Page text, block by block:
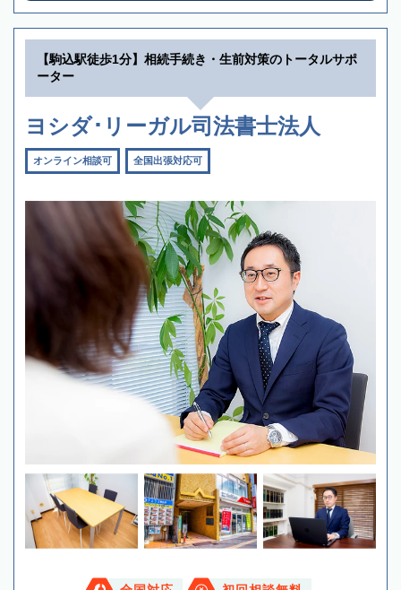
【駒込駅徒歩1分】相続手続き・生前対策のトータルサポ
ーター
ヨシダ･リーガル司法書士法人
オンライン相談可 全国出張対応可